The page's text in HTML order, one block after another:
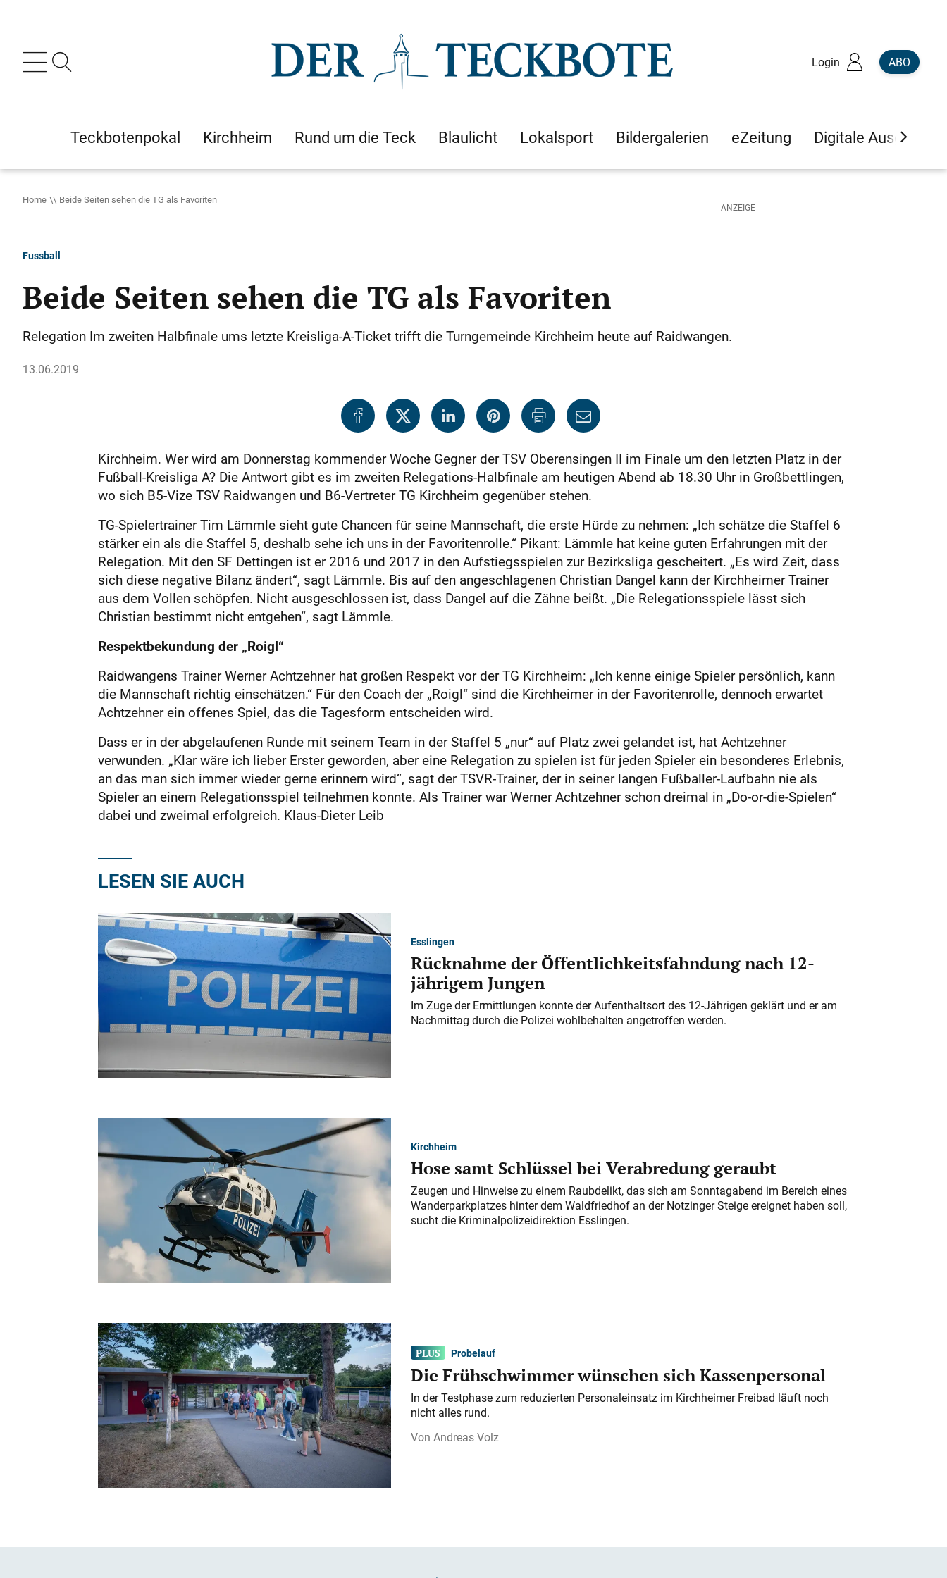
Login ABO
Teckbotenpokal Kirchheim Rund um die Teck Blaulicht Lokalsport Bildergalerien eZeitung Digitale Ausgaben
Home Beide Seiten sehen die TG als Favoriten
Fussball
Beide Seiten sehen die TG als Favoriten
Relegation Im zweiten Halbfinale ums letzte Kreisliga-A-Ticket trifft die Turngemeinde Kirchheim heute auf Raidwangen.
13.06.2019
Kirchheim. Wer wird am Donnerstag kommender Woche Gegner der TSV Oberensingen II im Finale um den letzten Platz in der
Fußball-Kreisliga A? Die Antwort gibt es im zweiten Relegations-Halbfinale am heutigen Abend ab 18.30 Uhr in Großbettlingen,
wo sich B5-Vize TSV Raidwangen und B6-Vertreter TG Kirchheim gegenüber stehen.
TG-Spielertrainer Tim Lämmle sieht gute Chancen für seine Mannschaft, die erste Hürde zu nehmen: „Ich schätze die Staffel 6
stärker ein als die Staffel 5, deshalb sehe ich uns in der Favoritenrolle.“ Pikant: Lämmle hat keine guten Erfahrungen mit der
Relegation. Mit den SF Dettingen ist er 2016 und 2017 in den Aufstiegsspielen zur Bezirksliga gescheitert. „Es wird Zeit, dass
sich diese negative Bilanz ändert“, sagt Lämmle. Bis auf den angeschlagenen Christian Dangel kann der Kirchheimer Trainer
aus dem Vollen schöpfen. Nicht ausgeschlossen ist, dass Dangel auf die Zähne beißt. „Die Relegationsspiele lässt sich
Christian bestimmt nicht entgehen“, sagt Lämmle.
Respektbekundung der „Roigl“
Raidwangens Trainer Werner Achtzehner hat großen Respekt vor der TG Kirchheim: „Ich kenne einige Spieler persönlich, kann
die Mannschaft richtig einschätzen.“ Für den Coach der „Roigl“ sind die Kirchheimer in der Favoritenrolle, dennoch erwartet
Achtzehner ein offenes Spiel, das die Tagesform entscheiden wird.
Dass er in der abgelaufenen Runde mit seinem Team in der Staffel 5 „nur“ auf Platz zwei gelandet ist, hat Achtzehner
verwunden. „Klar wäre ich lieber Erster geworden, aber eine Relegation zu spielen ist für jeden Spieler ein besonderes Erlebnis,
an das man sich immer wieder gerne erinnern wird“, sagt der TSVR-Trainer, der in seiner langen Fußballer-Laufbahn nie als
Spieler an einem Relegationsspiel teilnehmen konnte. Als Trainer war Werner Achtzehner schon dreimal in „Do-or-die-Spielen“
dabei und zweimal erfolgreich. Klaus-Dieter Leib
LESEN SIE AUCH
Esslingen
Rücknahme der Öffentlichkeitsfahndung nach 12-
jährigem Jungen
Im Zuge der Ermittlungen konnte der Aufenthaltsort des 12-Jährigen geklärt und er am
Nachmittag durch die Polizei wohlbehalten angetroffen werden.
Kirchheim
Hose samt Schlüssel bei Verabredung geraubt
Zeugen und Hinweise zu einem Raubdelikt, das sich am Sonntagabend im Bereich eines
Wanderparkplatzes hinter dem Waldfriedhof an der Notzinger Steige ereignet haben soll,
sucht die Kriminalpolizeidirektion Esslingen.
Probelauf
Die Frühschwimmer wünschen sich Kassenpersonal
In der Testphase zum reduzierten Personaleinsatz im Kirchheimer Freibad läuft noch
nicht alles rund.
Andreas Volz